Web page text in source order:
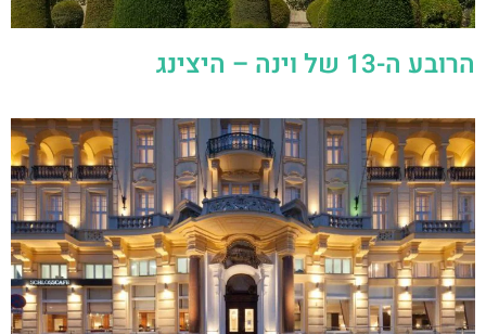
הרובע ה-13 של וינה – היצינג